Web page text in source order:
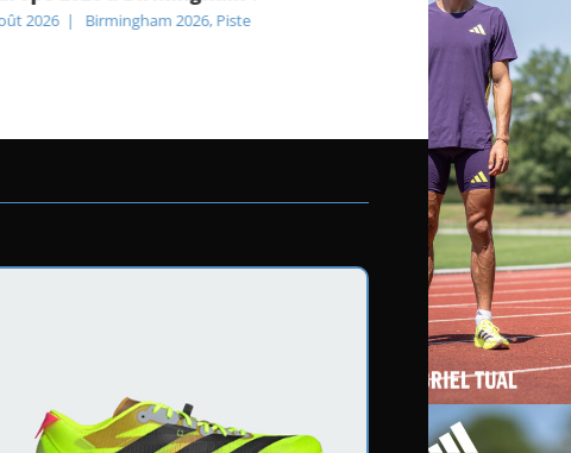
2026 | Birmingham 2026,Piste Présentation de
France d’athlétisme
| Birmingham 2026